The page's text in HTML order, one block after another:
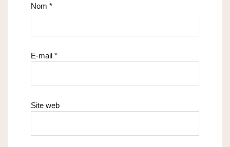
Nom *
E-mail *
Site web